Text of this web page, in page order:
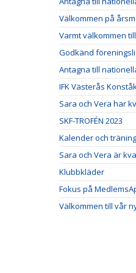
Välkommen på
Varmt välkommen
Godkänd
Antagna till
IFK Västerås
Sara och Vera har
SKF-TROFÉN 2023
Kalender och
Sara och Vera är
Klubbkläder
Fokus på
Välkommen till vår